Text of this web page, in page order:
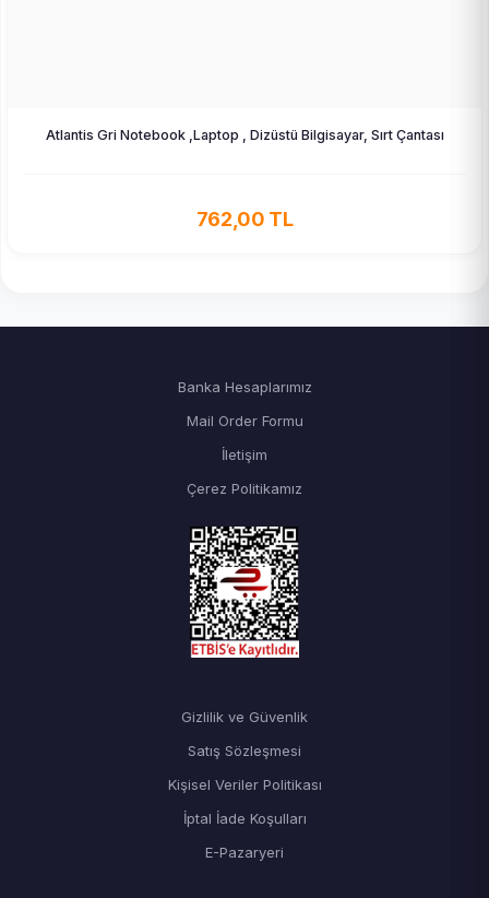
Atlantis Gri Notebook ,Laptop , Dizüstü Bilgisayar, Sırt Çantası
762,00 TL
Banka Hesaplarımız
Mail Order Formu
İletişim
Çerez Politikamız
Gizlilik ve Güvenlik
Satış Sözleşmesi
Kişisel Veriler Politikası
İptal İade Koşulları
E-Pazaryeri